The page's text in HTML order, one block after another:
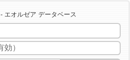
- エオルゼア データベース